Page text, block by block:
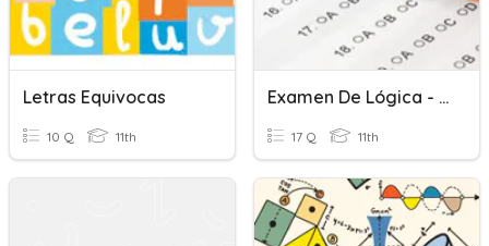
Letras Equivocas
10 Q 11th
Examen De Lógica - V Semestre
17 Q 11th